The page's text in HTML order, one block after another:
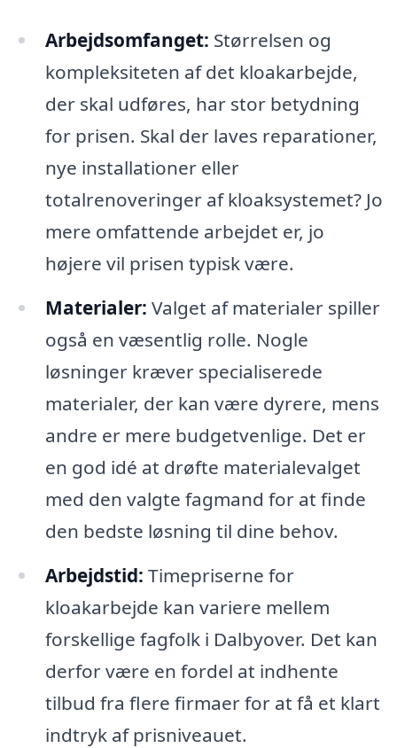
Arbejdsomfanget: Størrelsen og
kompleksiteten af det kloakarbejde,
der skal udføres, har stor betydning
for prisen. Skal der laves reparationer,
nye installationer eller
totalrenoveringer af kloaksystemet? Jo
mere omfattende arbejdet er, jo
højere vil prisen typisk være.
Materialer: Valget af materialer spiller
også en væsentlig rolle. Nogle
løsninger kræver specialiserede
materialer, der kan være dyrere, mens
andre er mere budgetvenlige. Det er
en god idé at drøfte materialevalget
med den valgte fagmand for at finde
den bedste løsning til dine behov.
Arbejdstid: Timepriserne for
kloakarbejde kan variere mellem
forskellige fagfolk i Dalbyover. Det kan
derfor være en fordel at indhente
tilbud fra flere firmaer for at få et klart
indtryk af prisniveauet.